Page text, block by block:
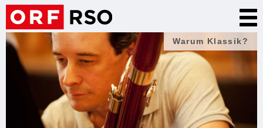
Direkt
zum
Inhalt
Warum Klassik?